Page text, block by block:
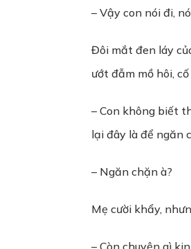
– Vậy con nói đi,
Đôi mắt đen láy
ướt đẫm mồ hôi,
– Con không biết
lại đây là để ngăn
– Ngăn chặn à?
Mẹ cười khẩy,
– Còn chuyện gì